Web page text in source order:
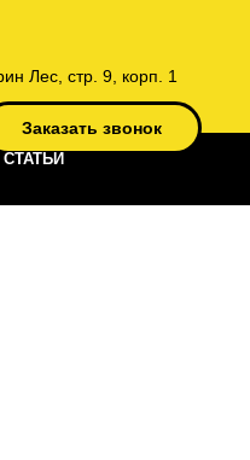
Лес, стр. 9, корп. 1
Заказать звонок
СТАТЬИ